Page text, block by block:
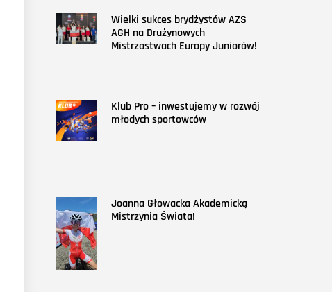
Wielki sukces brydżystów AZS
AGH na Drużynowych
Mistrzostwach Europy Juniorów!
Klub Pro – inwestujemy w rozwój
młodych sportowców
Joanna Głowacka Akademicką
Mistrzynią Świata!